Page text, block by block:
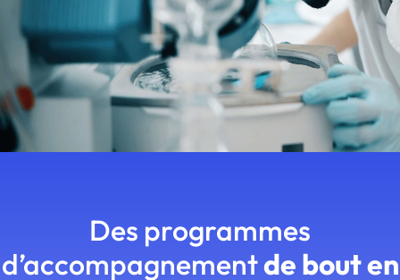
Des programmes
d’accompagnementde bout en